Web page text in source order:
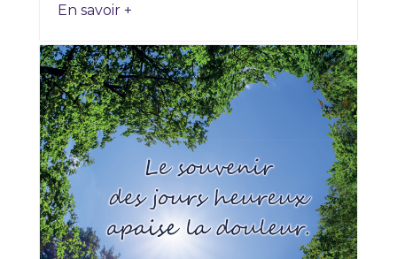
En savoir +